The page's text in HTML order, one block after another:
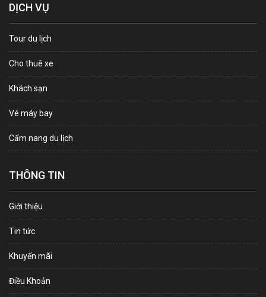
DỊCH VỤ
Tour du lịch
Cho thuê xe
Khách sạn
Vé máy bay
Cẩm nang du lịch
THÔNG TIN
Giới thiệu
Tin tức
Khuyến mãi
Điều Khoản